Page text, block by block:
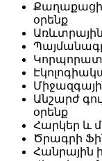
օրենք
Անշարժ
օրենք
Հարկեր և
Ծրագրի
Հանրային